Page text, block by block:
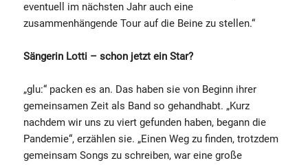
eventuell im nächsten Jahr auch eine
zusammenhängende Tour auf die Beine zu stellen.“
Sängerin Lotti – schon jetzt ein Star?
„glu:“ packen es an. Das haben sie von Beginn ihrer
gemeinsamen Zeit als Band so gehandhabt. „Kurz
nachdem wir uns zu viert gefunden haben, begann die
Pandemie“, erzählen sie. „Einen Weg zu finden, trotzdem
gemeinsam Songs zu schreiben, war eine große